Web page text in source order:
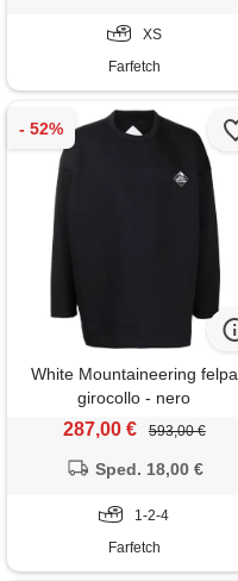
XS
Farfetch
White Mountaineering felpa
girocollo - nero
287,00 € 593,00 €
Sped. 18,00 €
1-2-4
Farfetch